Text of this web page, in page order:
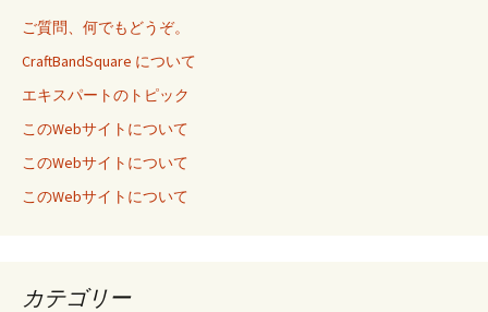
ご質問、何でもどうぞ。
CraftBandSquare について
エキスパートのトピック
このWebサイトについて
このWebサイトについて
このWebサイトについて
カテゴリー